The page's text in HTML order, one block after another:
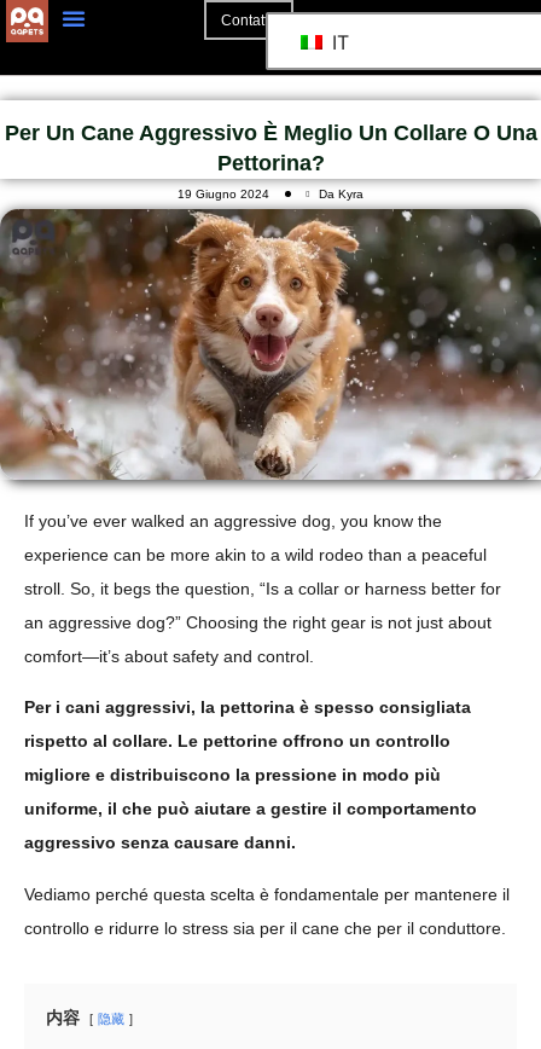
Contatto
IT
Per Un Cane Aggressivo È Meglio Un Collare O Una
Pettorina?
19 Giugno 2024 Da Kyra
If you’ve ever walked an aggressive dog, you know the
experience can be more akin to a wild rodeo than a peaceful
stroll. So, it begs the question, “Is a collar or harness better for
an aggressive dog?” Choosing the right gear is not just about
comfort—it’s about safety and control.
Per i cani aggressivi, la pettorina è spesso consigliata
rispetto al collare. Le pettorine offrono un controllo
migliore e distribuiscono la pressione in modo più
uniforme, il che può aiutare a gestire il comportamento
aggressivo senza causare danni.
Vediamo perché questa scelta è fondamentale per mantenere il
controllo e ridurre lo stress sia per il cane che per il conduttore.
内容 隐藏